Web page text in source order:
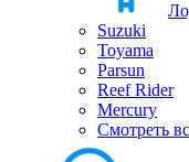
Suzuki
Toyama
Parsun
Reef Rider
Mercury
Смотреть